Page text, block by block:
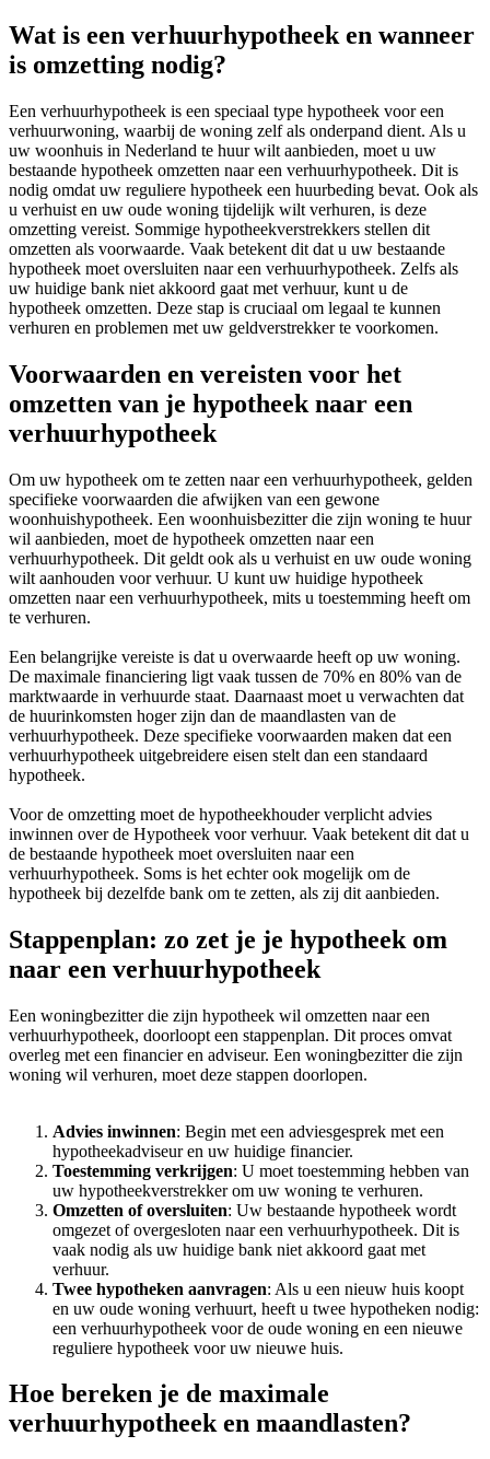
Wat is een verhuurhypotheek en wanneer
is omzetting nodig?
Een verhuurhypotheek is een speciaal type hypotheek voor een
verhuurwoning, waarbij de woning zelf als onderpand dient. Als u
uw woonhuis in Nederland te huur wilt aanbieden, moet u uw
bestaande hypotheek omzetten naar een verhuurhypotheek. Dit is
nodig omdat uw reguliere hypotheek een huurbeding bevat. Ook als
u verhuist en uw oude woning tijdelijk wilt verhuren, is deze
omzetting vereist. Sommige hypotheekverstrekkers stellen dit
omzetten als voorwaarde. Vaak betekent dit dat u uw bestaande
hypotheek moet oversluiten naar een verhuurhypotheek. Zelfs als
uw huidige bank niet akkoord gaat met verhuur, kunt u de
hypotheek omzetten. Deze stap is cruciaal om legaal te kunnen
verhuren en problemen met uw geldverstrekker te voorkomen.
Voorwaarden en vereisten voor het
omzetten van je hypotheek naar een
verhuurhypotheek
Om uw hypotheek om te zetten naar een verhuurhypotheek, gelden
specifieke voorwaarden die afwijken van een gewone
woonhuishypotheek. Een woonhuisbezitter die zijn woning te huur
wil aanbieden, moet de hypotheek omzetten naar een
verhuurhypotheek. Dit geldt ook als u verhuist en uw oude woning
wilt aanhouden voor verhuur. U kunt uw huidige hypotheek
omzetten naar een verhuurhypotheek, mits u toestemming heeft om
te verhuren.
Een belangrijke vereiste is dat u overwaarde heeft op uw woning.
De maximale financiering ligt vaak tussen de 70% en 80% van de
marktwaarde in verhuurde staat. Daarnaast moet u verwachten dat
de huurinkomsten hoger zijn dan de maandlasten van de
verhuurhypotheek. Deze specifieke voorwaarden maken dat een
verhuurhypotheek uitgebreidere eisen stelt dan een standaard
hypotheek.
Voor de omzetting moet de hypotheekhouder verplicht advies
inwinnen over de Hypotheek voor verhuur. Vaak betekent dit dat u
de bestaande hypotheek moet oversluiten naar een
verhuurhypotheek. Soms is het echter ook mogelijk om de
hypotheek bij dezelfde bank om te zetten, als zij dit aanbieden.
Stappenplan: zo zet je je hypotheek om
naar een verhuurhypotheek
Een woningbezitter die zijn hypotheek wil omzetten naar een
verhuurhypotheek, doorloopt een stappenplan. Dit proces omvat
overleg met een financier en adviseur. Een woningbezitter die zijn
woning wil verhuren, moet deze stappen doorlopen.
Advies inwinnen: Begin met een adviesgesprek met een
hypotheekadviseur en uw huidige financier.
Toestemming verkrijgen: U moet toestemming hebben van
uw hypotheekverstrekker om uw woning te verhuren.
Omzetten of oversluiten: Uw bestaande hypotheek wordt
omgezet of overgesloten naar een verhuurhypotheek. Dit is
vaak nodig als uw huidige bank niet akkoord gaat met
verhuur.
Twee hypotheken aanvragen: Als u een nieuw huis koopt
en uw oude woning verhuurt, heeft u twee hypotheken nodig:
een verhuurhypotheek voor de oude woning en een nieuwe
reguliere hypotheek voor uw nieuwe huis.
Hoe bereken je de maximale
verhuurhypotheek en maandlasten?